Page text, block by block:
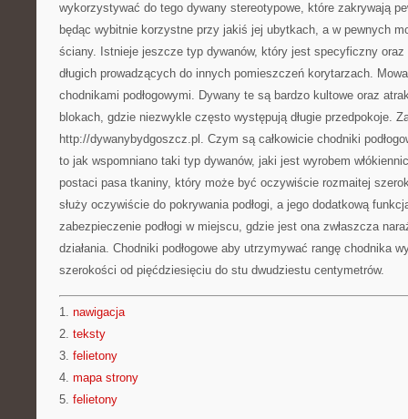
wykorzystywać do tego dywany stereotypowe, które zakrywają
będąc wybitnie korzystne przy jakiś jej ubytkach, a w pewnych
ściany. Istnieje jeszcze typ dywanów, który jest specyficzny oraz
długich prowadzących do innych pomieszczeń korytarzach.
chodnikami podłogowymi. Dywany te są bardzo kultowe oraz
blokach, gdzie niezwykle często występują długie przedpokoje.
http://dywanybydgoszcz.pl. Czym są całkowicie chodniki
to jak wspomniano taki typ dywanów, jaki jest wyrobem
postaci pasa tkaniny, który może być oczywiście rozmaitej
służy oczywiście do pokrywania podłogi, a jego dodatkową
zabezpieczenie podłogi w miejscu, gdzie jest ona zwłaszcza
działania. Chodniki podłogowe aby utrzymywać rangę chodnika
szerokości od pięćdziesięciu do stu dwudziestu centymetrów.
1. nawigacja
2. teksty
3. felietony
4. mapa strony
5. felietony